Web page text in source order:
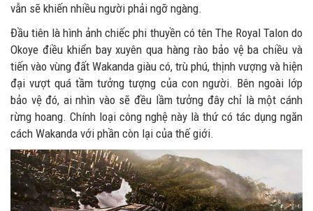
vẫn sẽ khiến nhiều người phải ngỡ ngàng.
Đầu tiên là hình ảnh chiếc phi thuyền có tên The Royal Talon do
Okoye điều khiển bay xuyên qua hàng rào bảo vệ ba chiều và
tiến vào vùng đất Wakanda giàu có, trù phú, thịnh vượng và hiện
đại vượt quá tầm tưởng tượng của con người. Bên ngoài lớp
bảo vệ đó, ai nhìn vào sẽ đều lầm tưởng đây chỉ là một cánh
rừng hoang. Chính loại công nghệ này là thứ có tác dụng ngăn
cách Wakanda với phần còn lại của thế giới.